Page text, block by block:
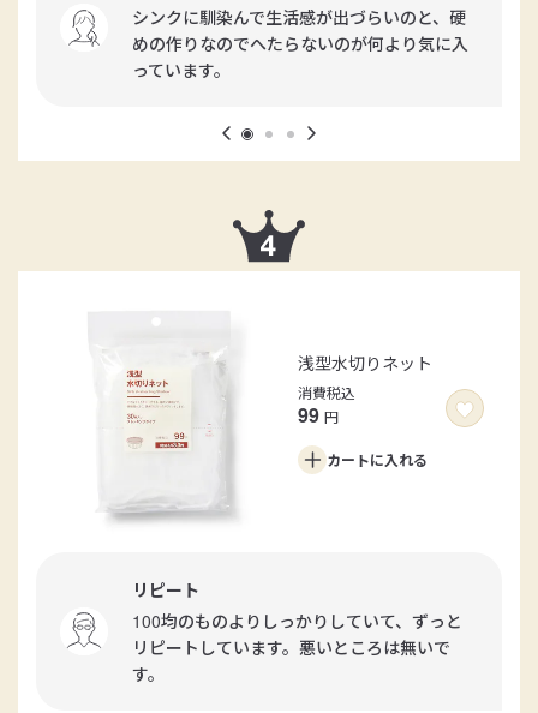
シンクに馴染んで生活感が出づらいのと、硬
めの作りなのでへたらないのが何より気に入
っています。
浅型水切りネット
消費税込
99 円
カートに入れる
リピート
100均のものよりしっかりしていて、ずっと
リピートしています。悪いところは無いで
す。